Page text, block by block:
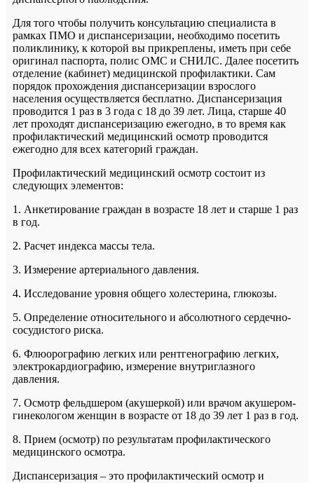
Для того чтобы получить консультацию специалиста в
рамках ПМО и диспансеризации, необходимо посетить
поликлинику, к которой вы прикреплены, иметь при себе
оригинал паспорта, полис ОМС и СНИЛС. Далее посетить
отделение (кабинет) медицинской профилактики. Сам
порядок прохождения диспансеризации взрослого
населения осуществляется бесплатно. Диспансеризация
проводится 1 раз в 3 года с 18 до 39 лет. Лица, старше 40
лет проходят диспансеризацию ежегодно, в то время как
профилактический медицинский осмотр проводится
ежегодно для всех категорий граждан.
Профилактический медицинский осмотр состоит из
следующих элементов:
1. Анкетирование граждан в возрасте 18 лет и старше 1 раз
в год.
2. Расчет индекса массы тела.
3. Измерение артериального давления.
4. Исследование уровня общего холестерина, глюкозы.
5. Определение относительного и абсолютного сердечно-
сосудистого риска.
6. Флюорографию легких или рентгенографию легких,
электрокардиографию, измерение внутриглазного
давления.
7. Осмотр фельдшером (акушеркой) или врачом акушером-
гинекологом женщин в возрасте от 18 до 39 лет 1 раз в год.
8. Прием (осмотр) по результатам профилактического
медицинского осмотра.
Диспансеризация – это профилактический осмотр и